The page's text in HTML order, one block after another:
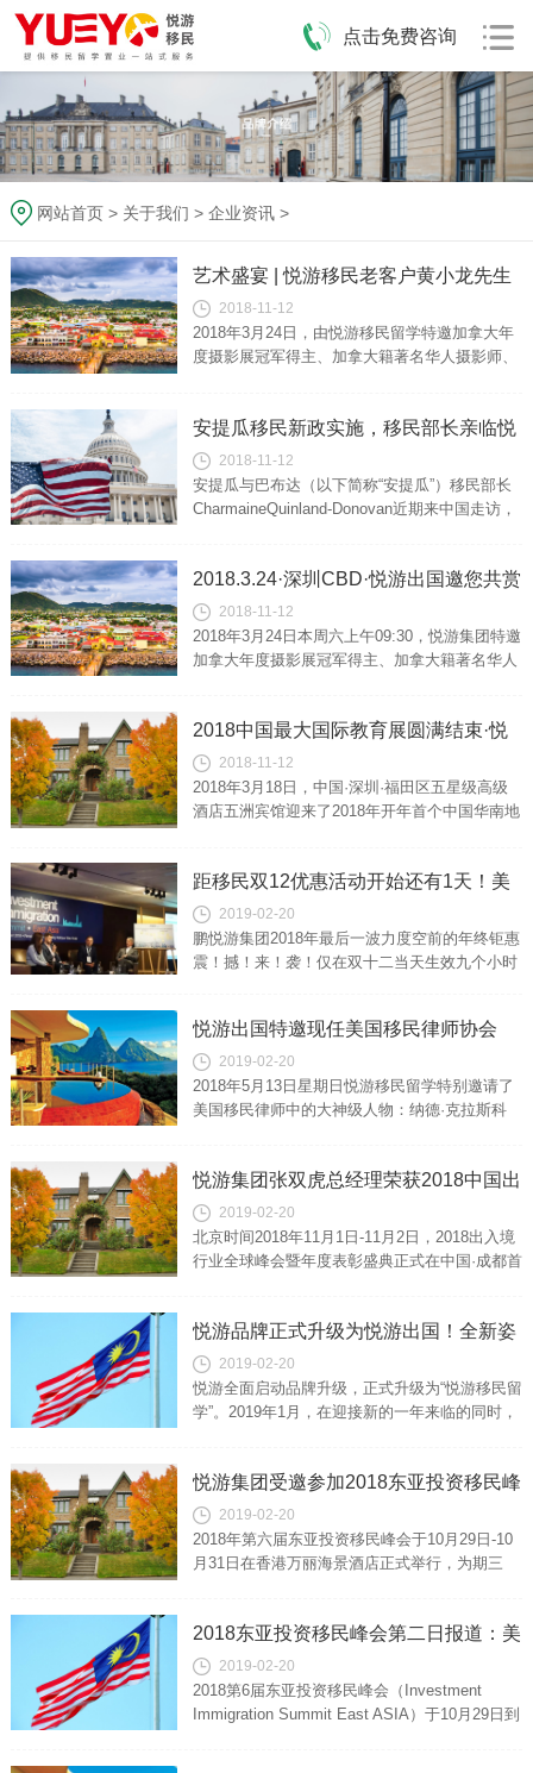
点击免费咨询
网站首页> 关于我们 > 企业资讯>
艺术盛宴 | 悦游移民老客户黄小龙先生
加拿大年度摄影冠军展圆满落幕
2018-11-12
2018年3月24日，由悦游移民留学特邀加拿大年
度摄影展冠军得主、加拿大籍著名华人摄影师、
安提瓜移民新政实施，移民部长亲临悦
游出国！
2018-11-12
安提瓜与巴布达（以下简称“安提瓜”）移民部长
CharmaineQuinland-Donovan近期来中国走访，
2018.3.24·深圳CBD·悦游出国邀您共赏
加拿大年度摄影冠军得主作品展
2018-11-12
2018年3月24日本周六上午09:30，悦游集团特邀
加拿大年度摄影展冠军得主、加拿大籍著名华人
2018中国最大国际教育展圆满结束·悦
游出国作为全展独家移民企业大放异
彩！
2018-11-12
2018年3月18日，中国·深圳·福田区五星级高级
酒店五洲宾馆迎来了2018年开年首个中国华南地
距移民双12优惠活动开始还有1天！美
加澳新富豪级移民项目3.8折！
2019-02-20
鹏悦游集团2018年最后一波力度空前的年终钜惠
震！撼！来！袭！仅在双十二当天生效九个小时
悦游出国特邀现任美国移民律师协会
EB-5委员会主席权威解读移民美国新趋
势
2019-02-20
2018年5月13日星期日悦游移民留学特别邀请了
美国移民律师中的大神级人物：纳德·克拉斯科
悦游集团张双虎总经理荣获2018中国出
入境行业风云榜-年度风云人物
2019-02-20
北京时间2018年11月1日-11月2日，2018出入境
行业全球峰会暨年度表彰盛典正式在中国·成都首
悦游品牌正式升级为悦游出国！全新姿
态全心为你！
2019-02-20
悦游全面启动品牌升级，正式升级为“悦游移民留
学”。2019年1月，在迎接新的一年来临的同时，
悦游集团受邀参加2018东亚投资移民峰
会 2019-02-20
2018年第六届东亚投资移民峰会于10月29日-10
月31日在香港万丽海景酒店正式举行，为期三
2018东亚投资移民峰会第二日报道：美
加澳新专题
2019-02-20
2018第6届东亚投资移民峰会（Investment
Immigration Summit East ASIA）于10月29日到